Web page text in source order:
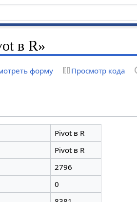
в R»
форму Просмотр кода
Pivot в R
Pivot в R
2796
0